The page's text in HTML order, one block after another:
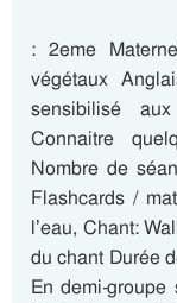
: 2eme
végétaux
sensibilisé
Connaitre
Nombre de
Flashcards /
l’eau, Chant:
du chant Durée
En demi-